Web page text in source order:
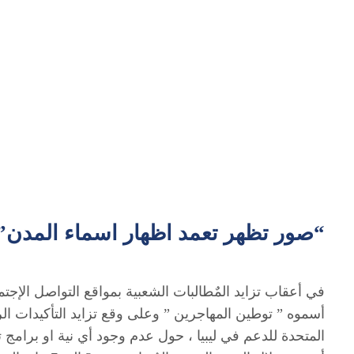
“صور تظهر تعمد اظهار اسماء
في أعقاب تزايد المٌطالبات الشعبية بمواقع التواصل
أسموه ” توطين المهاجرين ” وعلى وقع تزايد التأكيدات
المتحدة للدعم في ليبيا ، حول عدم وجود أي نية او